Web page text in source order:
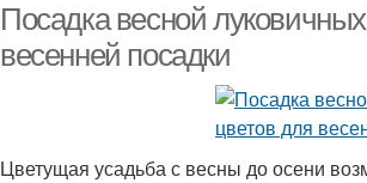
Посадка весной
весенней посадки
Цветущая усадьба с весны до осени